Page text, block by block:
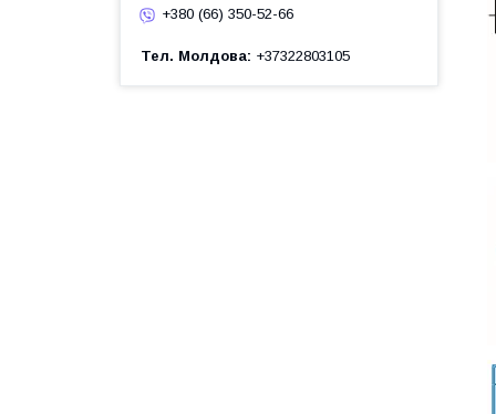
+380 (66) 350-52-66
Тел. Молдова +37322803105